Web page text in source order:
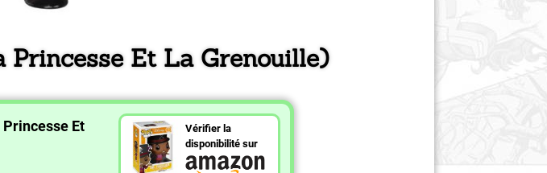
Princesse Et La Grenouille)
Et
Vérifier la
disponibilité sur